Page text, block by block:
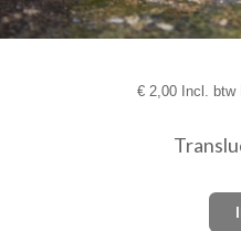
€2,00 Incl. btw